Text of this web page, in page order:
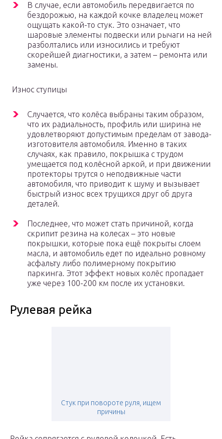
В случае, если автомобиль передвигается по
бездорожью, на каждой кочке владелец может
ощущать какой-то стук. Это означает, что
шаровые элементы подвески или рычаги на ней
разболтались или износились и требуют
скорейшей диагностики, а затем – ремонта или
замены.
Износ ступицы
Случается, что колёса выбраны таким образом,
что их радиальность, профиль или ширина не
удовлетворяют допустимым пределам от завода-
изготовителя автомобиля. Именно в таких
случаях, как правило, покрышка с трудом
умещается под колёсной аркой, и при движении
протекторы трутся о неподвижные части
автомобиля, что приводит к шуму и вызывает
быстрый износ всех трущихся друг об друга
деталей.
Последнее, что может стать причиной, когда
скрипит резина на колесах – это новые
покрышки, которые пока ещё покрыты слоем
масла, и автомобиль едет по идеально ровному
асфальту либо полимерному покрытию
паркинга. Этот эффект новых колёс пропадает
уже через 100-200 км после их установки.
Рулевая рейка
Стук при повороте руля, ищем
причины